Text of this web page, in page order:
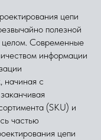
цепи
полезной
целом. Современные
информации
начиная с
(SKU) и
частью
цепи